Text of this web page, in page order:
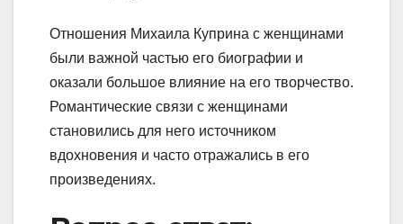
Отношения Михаила Куприна с женщинами
были важной частью его биографии и
оказали большое влияние на его творчество.
Романтические связи с женщинами
становились для него источником
вдохновения и часто отражались в его
произведениях.